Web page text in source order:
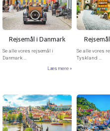
Rejsemål i Danmark
Se alle vores rejsemål i
Danmark ...
Læs mere
Se alle vores
Tyskland ...